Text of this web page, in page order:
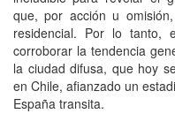
que, por acción u
residencial. Por lo tanto,
corroborar la tendencia
la ciudad difusa, que hoy
en Chile, afianzado un
España transita.